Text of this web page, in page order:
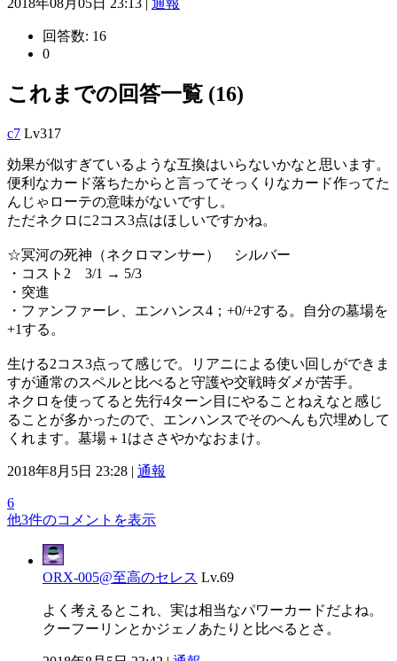
回答数: 16
0
これまでの回答一覧 (16)
c7 Lv317
効果が似すぎているような互換はいらないかなと思います。
便利なカード落ちたからと言ってそっくりなカード作ってた
んじゃローテの意味がないですし。
ただネクロに2コス3点はほしいですかね。
☆冥河の死神（ネクロマンサー） シルバー
・コスト2 3/1 → 5/3
・突進
・ファンファーレ、エンハンス4；+0/+2する。自分の墓場を
+1する。
生ける2コス3点って感じで。リアニによる使い回しができま
すが通常のスペルと比べると守護や交戦時ダメが苦手。
ネクロを使ってると先行4ターン目にやることねえなと感じ
ることが多かったので、エンハンスでそのへんも穴埋めして
くれます。墓場＋1はささやかなおまけ。
2018年8月5日 23:28 | 通報
6
他3件のコメントを表示
ORX-005@至高のセレス Lv.69
よく考えるとこれ、実は相当なパワーカードだよね。
クーフーリンとかジェノあたりと比べるとさ。